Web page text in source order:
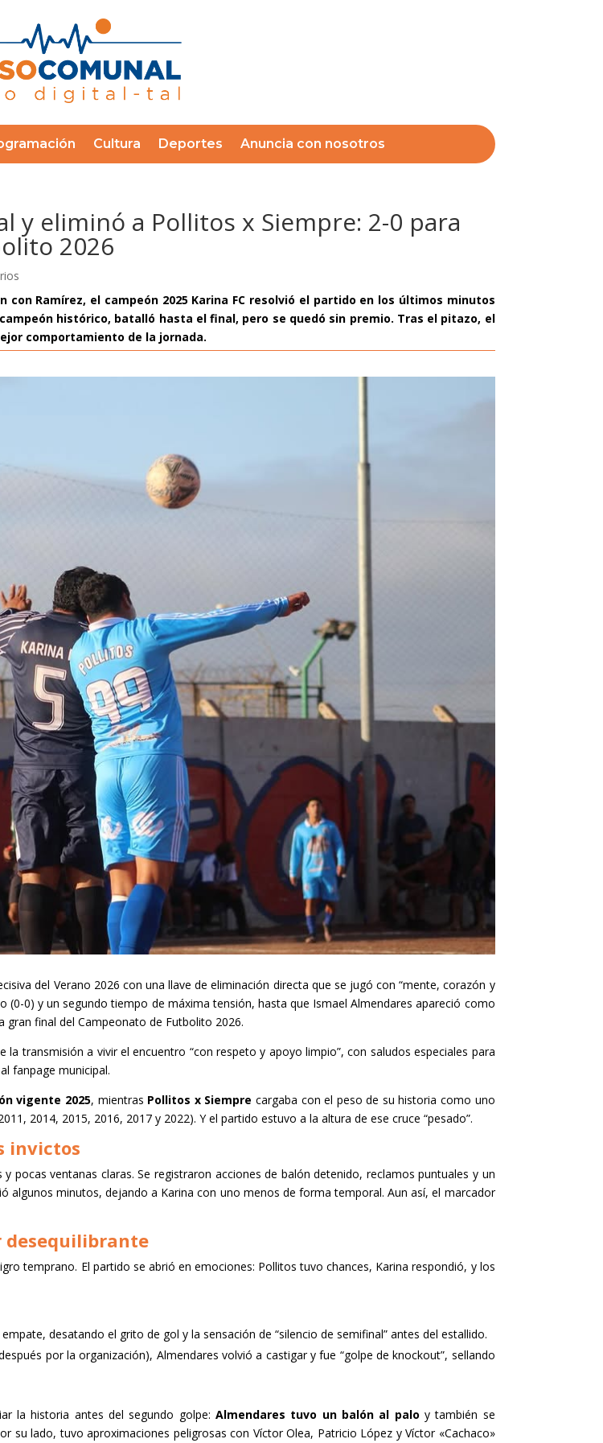
Cultura Deportes Anuncia con nosotros
y eliminó a Pollitos x Siempre: 2-0 para
2026
Ramírez, el campeón 2025 Karina FC resolvió el partido en los últimos minutos
histórico, batalló hasta el final, pero se quedó sin premio. Tras el pitazo, el
comportamiento de la jornada.
del Verano 2026 con una llave de eliminación directa que se jugó con “mente, corazón y
(0-0) y un segundo tiempo de máxima tensión, hasta que Ismael Almendares apareció como
gran final del Campeonato de Futbolito 2026.
transmisión a vivir el encuentro “con respeto y apoyo limpio”, con saludos especiales para
fanpage municipal.
vigente 2025, mientras Pollitos x Siempre cargaba con el peso de su historia como uno
2014, 2015, 2016, 2017 y 2022). Y el partido estuvo a la altura de ese cruce “pesado”.
invictos
pocas ventanas claras. Se registraron acciones de balón detenido, reclamos puntuales y un
algunos minutos, dejando a Karina con uno menos de forma temporal. Aun así, el marcador
desequilibrante
temprano. El partido se abrió en emociones: Pollitos tuvo chances, Karina respondió, y los
desatando el grito de gol y la sensación de “silencio de semifinal” antes del estallido.
por la organización), Almendares volvió a castigar y fue “golpe de knockout”, sellando
la historia antes del segundo golpe: Almendares tuvo un balón al palo y también se
su lado, tuvo aproximaciones peligrosas con Víctor Olea, Patricio López y Víctor «Cachaco»